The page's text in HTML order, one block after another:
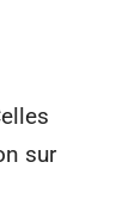
sur